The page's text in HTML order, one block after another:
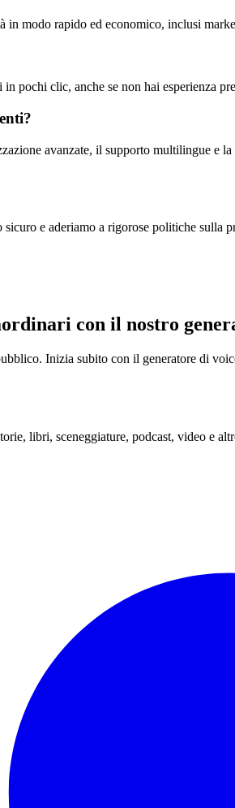
modo rapido ed economico, inclusi
pochi clic, anche se non hai esperienza
avanzate, il supporto multilingue e
e aderiamo a rigorose politiche sulla
con il nostro
Inizia subito con il generatore di
libri, sceneggiature, podcast, video e